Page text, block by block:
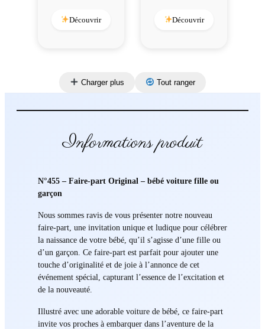
Découvrir Découvrir
Charger plus Tout ranger
Informations produit
N°455 – Faire-part Original – bébé voiture fille ou
garçon
Nous sommes ravis de vous présenter notre nouveau
faire-part, une invitation unique et ludique pour célébrer
la naissance de votre bébé, qu’il s’agisse d’une fille ou
d’un garçon. Ce faire-part est parfait pour ajouter une
touche d’originalité et de joie à l’annonce de cet
événement spécial, capturant l’essence de l’excitation et
de la nouveauté.
Illustré avec une adorable voiture de bébé, ce faire-part
invite vos proches à embarquer dans l’aventure de la